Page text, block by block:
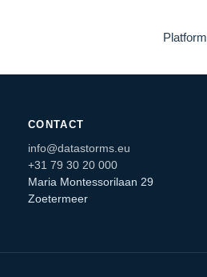
Platform
CONTACT
info@datastorms.eu
+31 79 30 20 000
Maria Montessorilaan 29
Zoetermeer